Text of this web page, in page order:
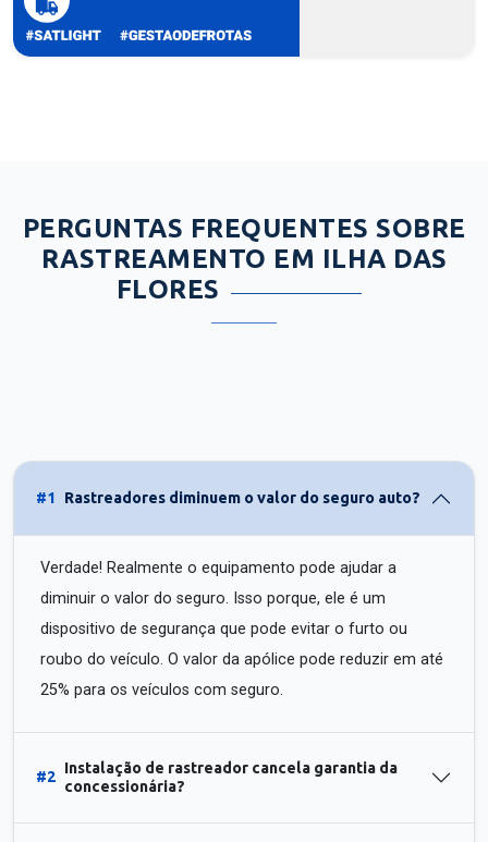
PERGUNTAS FREQUENTES SOBRE
RASTREAMENTO EM ILHA DAS
FLORES
#1 Rastreadores diminuem o valor do seguro auto?
Verdade! Realmente o equipamento pode ajudar a
diminuir o valor do seguro. Isso porque, ele é um
dispositivo de segurança que pode evitar o furto ou
roubo do veículo. O valor da apólice pode reduzir em até
25% para os veículos com seguro.
#2
Instalação de rastreador cancela garantia da
concessionária?